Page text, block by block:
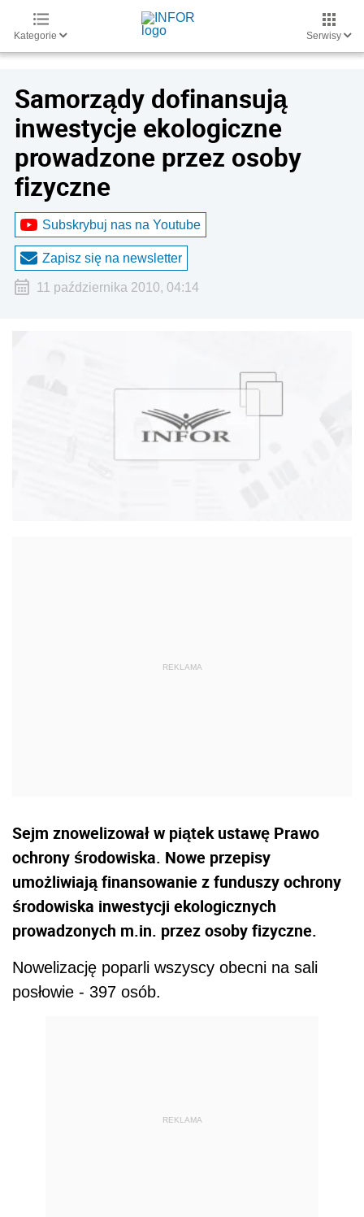
Kategorie Serwisy
Samorządy dofinansują
inwestycje ekologiczne
prowadzone przez osoby
fizyczne
Subskrybuj nas na Youtube
Zapisz się na newsletter
11 października 2010, 04:14
Sejm znowelizował w piątek ustawę Prawo
ochrony środowiska. Nowe przepisy
umożliwiają finansowanie z funduszy ochrony
środowiska inwestycji ekologicznych
prowadzonych m.in. przez osoby fizyczne.
Nowelizację poparli wszyscy obecni na sali
posłowie - 397 osób.
REKLAMA